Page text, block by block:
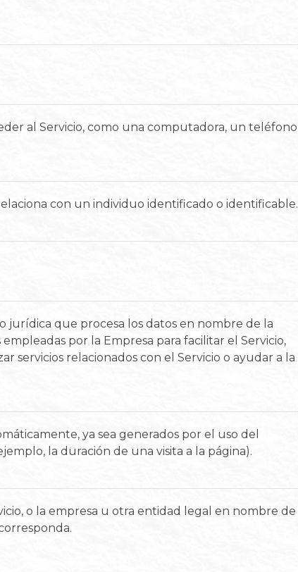
al Servicio, como una computadora, un teléfono
con un individuo identificado o identificable.
jurídica que procesa los datos en nombre de la
por la Empresa para facilitar el Servicio,
servicios relacionados con el Servicio o ayudar a la
ya sea generados por el uso del
la duración de una visita a la página).
o la empresa u otra entidad legal en nombre de